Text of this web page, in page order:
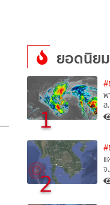
ยอดนิย
1
#
พ
ส
2
#
แ
จ